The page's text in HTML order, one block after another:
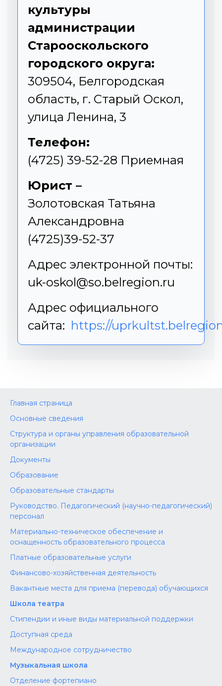
культуры
администрации
Старооскольского
городского округа:
309504, Белгородская
область, г. Старый Оскол,
улица Ленина, 3
Телефон:
(4725) 39-52-28 Приемная
Юрист –
Золотовская Татьяна
Александровна
(4725)39-52-37
Адрес электронной почты:
uk-oskol@so.belregion.ru
Адрес официального
сайта: https://
Главная страница
Основные сведения
Структура и органы управления образовательной
организации
Документы
Образование
Образовательные стандарты
Руководство. Педагогический (научно-педагогический)
персонал
Материально-техническое обеспечение и
оснащенность образовательного процесса
Платные образовательные услуги
Финансово-хозяйственная деятельность
Вакантные места для приема (перевода) обучающихся
Школа театра
Стипендии и иные виды материальной поддержки
Доступная среда
Международное сотрудничество
Музыкальная школа
Отделение фортепиано